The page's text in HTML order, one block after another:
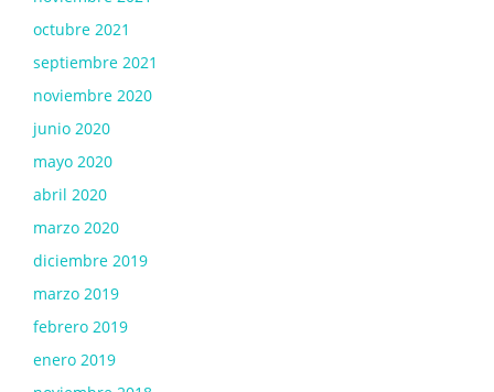
octubre 2021
septiembre 2021
noviembre 2020
junio 2020
mayo 2020
abril 2020
marzo 2020
diciembre 2019
marzo 2019
febrero 2019
enero 2019